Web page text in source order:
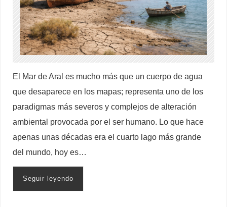
El Mar de Aral es mucho más que un cuerpo de agua
que desaparece en los mapas; representa uno de los
paradigmas más severos y complejos de alteración
ambiental provocada por el ser humano. Lo que hace
apenas unas décadas era el cuarto lago más grande
del mundo, hoy es…
Seguir leyendo